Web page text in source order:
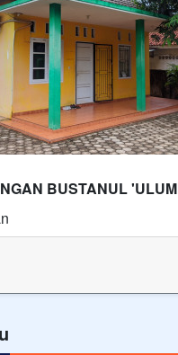
BUSTANUL 'ULUM